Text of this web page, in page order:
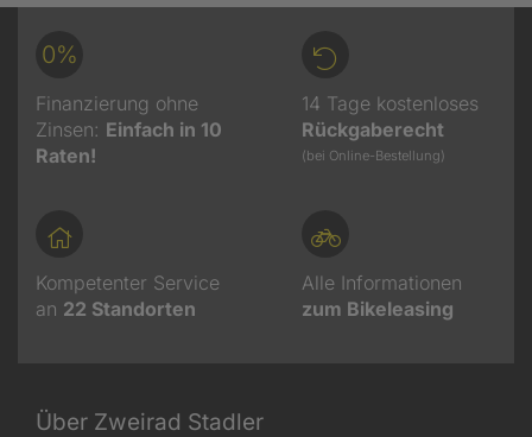
0%
Finanzierung ohne
Zinsen: Einfach in 10
Raten!
14 Tage kostenloses
Rückgaberecht
(bei Online-Bestellung)
Kompetenter Service
an 22 Standorten
Alle Informationen
zum Bikeleasing
Über Zweirad Stadler